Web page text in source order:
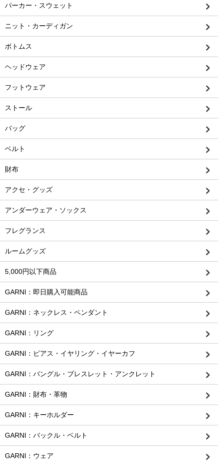
パーカー・スウェット
ニット・カーディガン
ボトムス
ヘッドウェア
フットウェア
ストール
バッグ
ベルト
財布
アクセ・グッズ
アンダーウェア・ソックス
フレグランス
ルームグッズ
5,000円以下商品
GARNI：即日購入可能商品
GARNI：ネックレス・ペンダント
GARNI：リング
GARNI：ピアス・イヤリング・イヤーカフ
GARNI：バングル・ブレスレット・アンクレット
GARNI：財布・革物
GARNI：キーホルダー
GARNI：バックル・ベルト
GARNI：ウェア